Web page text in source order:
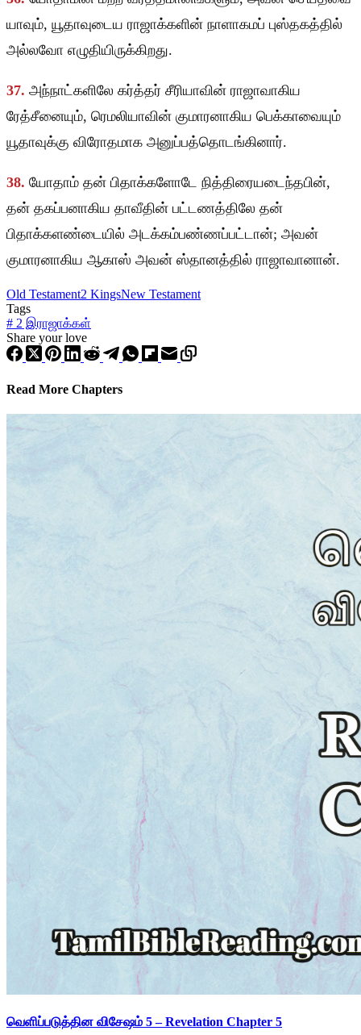
யாவும், யூதாவுடைய ராஜாக்களின் நாளாகமப் புஸ்தகத்தில்
அல்லவோ எழுதியிருக்கிறது.
37. அந்நாட்களிலே கர்த்தர் சீரியாவின் ராஜாவாகிய
ரேத்சீனையும், ரெமலியாவின் குமாரனாகிய பெக்காவையும்
யூதாவுக்கு விரோதமாக அனுப்பத்தொடங்கினார்.
38. யோதாம் தன் பிதாக்களோடே நித்திரையடைந்தபின்,
தன் தகப்பனாகிய தாவீதின் பட்டணத்திலே தன்
பிதாக்களண்டையில் அடக்கம்பண்ணப்பட்டான்; அவன்
குமாரனாகிய ஆகாஸ் அவன் ஸ்தானத்தில் ராஜாவானான்.
Old Testament2 KingsNew Testament
Tags
# 2 இராஜாக்கள்
Share your love
Read More Chapters
வெளிப்படுத்தின விசேஷம் 5 – Revelation Chapter 5